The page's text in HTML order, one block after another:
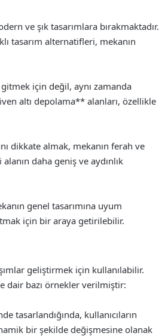
ve şık tasarımlara bırakmaktadır.
tasarım alternatifleri, mekanın
için değil, aynı zamanda
altı depolama** alanları, özellikle
dikkate almak, mekanın ferah ve
daha geniş ve aydınlık
genel tasarımına uyum
için bir araya getirilebilir.
geliştirmek için kullanılabilir.
dair bazı örnekler verilmiştir:
kullanıcıların
bir şekilde değişmesine olanak